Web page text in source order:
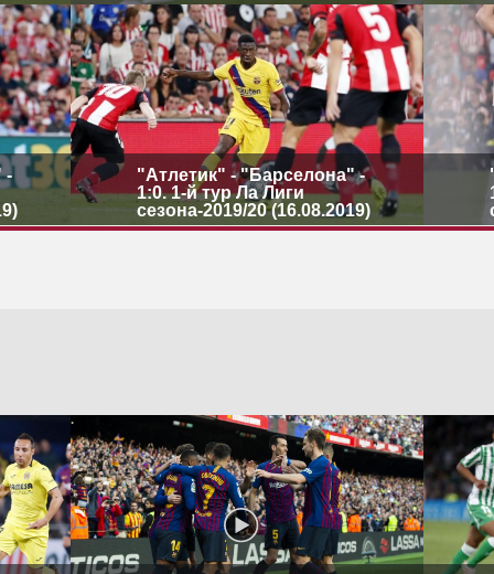
-
"Атлетик" - "Барселона" -
1:0. 1-й тур Ла Лиги
сезона-2019/20 (16.08.2019)